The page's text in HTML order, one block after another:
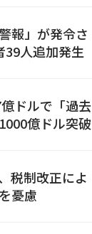
報」が発令さ
39人追加発生
ドルで「過去
億ドル突破
税制改正によ
憂慮